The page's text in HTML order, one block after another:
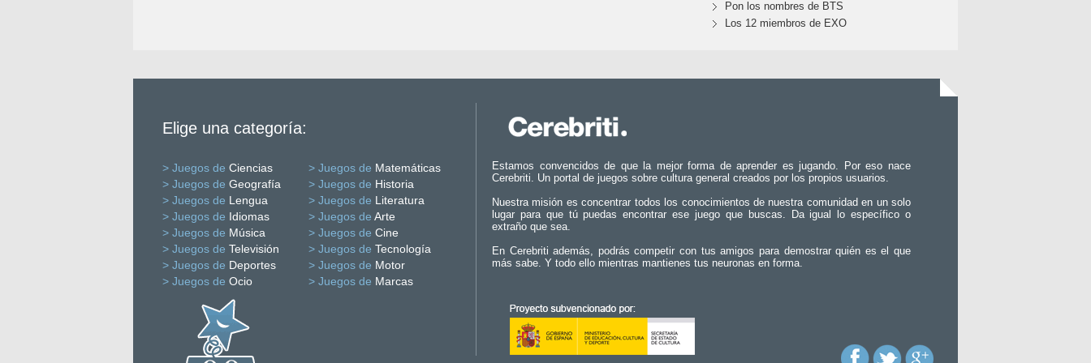
Pon los nombres de BTS
Los 12 miembros de EXO
Elige una categoría:
> Juegos de Ciencias > Juegos de Matemáticas
> Juegos de Geografía > Juegos de Historia
> Juegos de Lengua > Juegos de Literatura
> Juegos de Idiomas > Juegos de Arte
> Juegos de Música > Juegos de Cine
> Juegos de Televisión > Juegos de Tecnología
> Juegos de Deportes > Juegos de Motor
> Juegos de Ocio > Juegos de Marcas
Estamos convencidos de que la mejor forma de aprender es jugando. Por eso nace
Cerebriti. Un portal de juegos sobre cultura general creados por los propios usuarios.
Nuestra misión es concentrar todos los conocimientos de nuestra comunidad en un solo
lugar para que tú puedas encontrar ese juego que buscas. Da igual lo específico o
extraño que sea.
En Cerebriti además, podrás competir con tus amigos para demostrar quién es el que
más sabe. Y todo ello mientras mantienes tus neuronas en forma.